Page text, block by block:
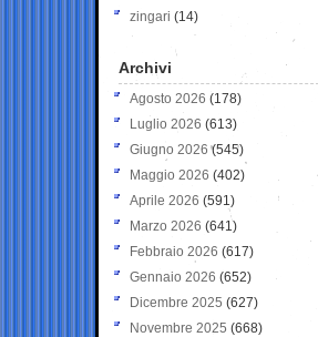
zingari (14)
Archivi
Agosto 2026 (178)
Luglio 2026 (613)
Giugno 2026 (545)
Maggio 2026 (402)
Aprile 2026 (591)
Marzo 2026 (641)
Febbraio 2026 (617)
Gennaio 2026 (652)
Dicembre 2025 (627)
Novembre 2025 (668)